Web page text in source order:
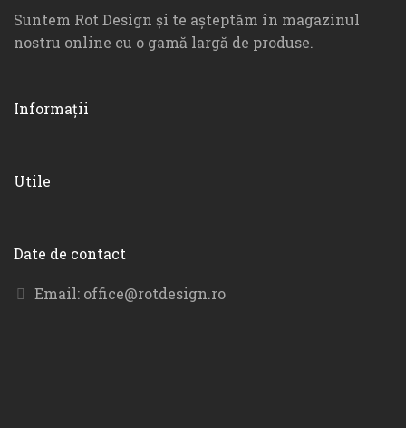
Suntem Rot Design și te așteptăm în magazinul
nostru online cu o gamă largă de produse.
Informații
Utile
Date de contact
Email: office@rotdesign.ro